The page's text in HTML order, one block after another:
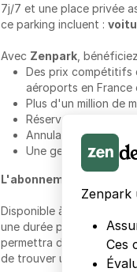
7j/7 et une place privée
ce parking incluent :
Avec Zenpark ,
Des prix compétitifs
aéroports en France
Plus d'un million de
Réservez sans
Annulation sans frais ;
Une gestion fluide
L'abonnement au mois
Disponible à l'
une durée prolongée
permettra de réaliser des
de trouver une place
Zenpark
Ces